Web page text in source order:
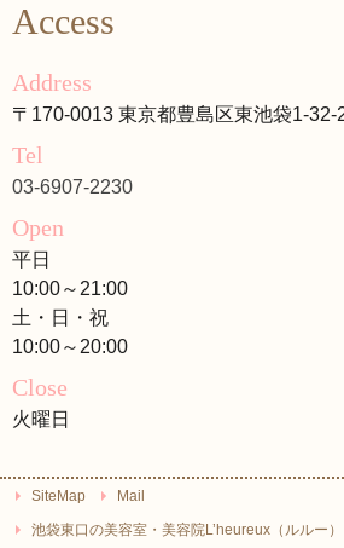
Access
Address
〒170-0013 東京都豊島区東池袋1-32-
Tel
03-6907-2230
Open
平日
10:00～21:00
土・日・祝
10:00～20:00
Close
火曜日
SiteMap
Mail
池袋東口の美容室・美容院L’heureux（ルルー